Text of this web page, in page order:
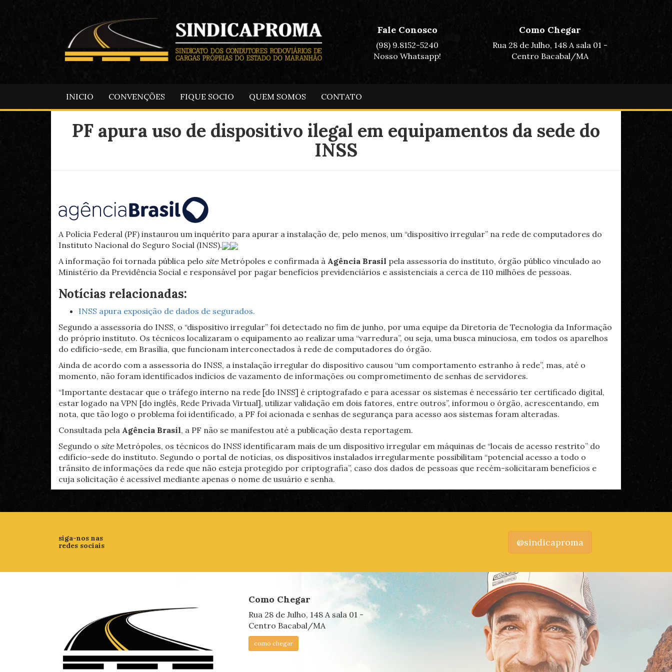
Fale Conosco
(98) 9.8152-5240
Nosso Whatsapp!
Como Chegar
Rua 28 de Julho, 148 A sala 01 -
Centro Bacabal/MA
INICIO CONVENÇÕES FIQUE SOCIO QUEM SOMOS CONTATO
PF apura uso de dispositivo ilegal em equipamentos da sede do
INSS
A Polícia Federal (PF) instaurou um inquérito para apurar a instalação de, pelo menos, um “dispositivo irregular” na rede de computadores do
Instituto Nacional do Seguro Social (INSS).
A informação foi tornada pública pelo siteMetrópoles e confirmada à Agência Brasil pela assessoria do instituto, órgão público vinculado ao
Ministério da Previdência Social e responsável por pagar benefícios previdenciários e assistenciais a cerca de 110 milhões de pessoas.
Notícias relacionadas:
INSS apura exposição de dados de segurados.
Segundo a assessoria do INSS, o “dispositivo irregular” foi detectado no fim de junho, por uma equipe da Diretoria de Tecnologia da Informação
do próprio instituto. Os técnicos localizaram o equipamento ao realizar uma “varredura”, ou seja, uma busca minuciosa, em todos os aparelhos
do edifício-sede, em Brasília, que funcionam interconectados à rede de computadores do órgão.
Ainda de acordo com a assessoria do INSS, a instalação irregular do dispositivo causou “um comportamento estranho à rede”, mas, até o
momento, não foram identificados indícios de vazamento de informações ou comprometimento de senhas de servidores.
“Importante destacar que o tráfego interno na rede [do INSS] é criptografado e para acessar os sistemas é necessário ter certificado digital,
estar logado na VPN [do inglês, Rede Privada Virtual], utilizar validação em dois fatores, entre outros”, informou o órgão, acrescentando, em
nota, que tão logo o problema foi identificado, a PF foi acionada e senhas de segurança para acesso aos sistemas foram alteradas.
Consultada pela Agência Brasil, a PF não se manifestou até a publicação desta reportagem.
Segundo o siteMetrópoles, os técnicos do INSS identificaram mais de um dispositivo irregular em máquinas de “locais de acesso restrito” do
edifício-sede do instituto. Segundo o portal de notícias, os dispositivos instalados irregularmente possibilitam “potencial acesso a todo o
trânsito de informações da rede que não esteja protegido por criptografia”, caso dos dados de pessoas que recém-solicitaram benefícios e
cuja solicitação é acessível mediante apenas o nome de usuário e senha.
siga-nos nas
redes sociais
@sindicaproma
Como Chegar
Rua 28 de Julho, 148 A sala 01 -
Centro Bacabal/MA
como chegar